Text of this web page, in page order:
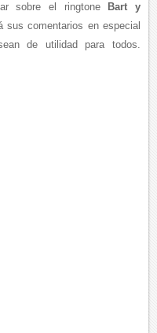
sobre el ringtone
Bart y
sus comentarios en especial
de utilidad para todos.